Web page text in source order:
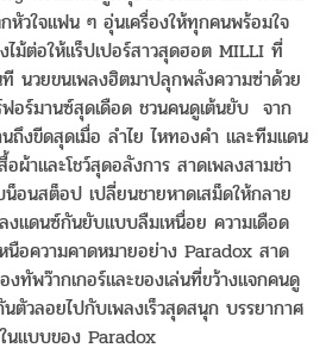
หัวใจแฟน ๆ อุ่นเครื่องให้ทุกคนพร้อมใจ
ม้ต่อให้แร็ปเปอร์สาวสุดฮอต MILLI ที่
นวยขนเพลงฮิตมาปลุกพลังความซ่าด้วย
ฟอร์มานซ์สุดเดือด ชวนคนดูเต้นยับ จาก
ถึงขีดสุดเมื่อ ลำไย ไหทองคำ และทีมแดน
อผ้าและโชว์สุดอลังการ สาดเพลงสามช่า
อนสต็อป เปลี่ยนชายหาดเสม็ดให้กลาย
งแดนซ์กันยับแบบลืมเหนื่อย ความเดือด
นือความคาดหมายอย่าง Paradox สาด
ทัพว๊ากเกอร์และของเล่นที่ขว้างแจกคนดู
ตัวลอยไปกับเพลงเร็วสุดสนุก บรรยากาศ
นแบบของ Paradox